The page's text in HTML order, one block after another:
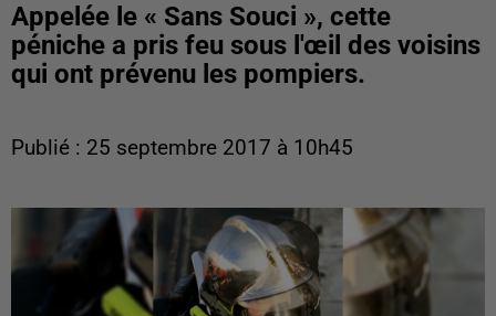
Appelée le « Sans Souci », cette
péniche a pris feu sous l'œil des voisins
qui ont prévenu les pompiers.
Publié : 25 septembre 2017 à 10h45